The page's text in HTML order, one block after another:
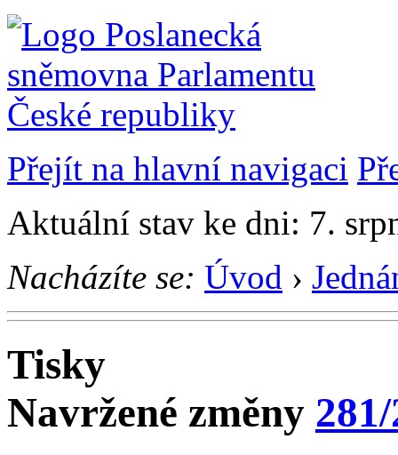
Přejít na hlavní navigaci
Aktuální stav ke dni: 7.
Nacházíte se: Úvod ›
Tisky
Navržené změny